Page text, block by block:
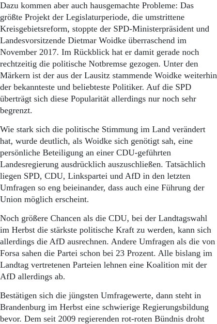
Dazu kommen aber auch hausgemachte Probleme: Das
größte Projekt der Legislaturperiode, die umstrittene
Kreisgebietsreform, stoppte der SPD-Ministerpräsident und
Landesvorsitzende Dietmar Woidke überraschend im
November 2017. Im Rückblick hat er damit gerade noch
rechtzeitig die politische Notbremse gezogen. Unter den
Märkern ist der aus der Lausitz stammende Woidke weiterhin
der bekannteste und beliebteste Politiker. Auf die SPD
überträgt sich diese Popularität allerdings nur noch sehr
begrenzt.
Wie stark sich die politische Stimmung im Land verändert
hat, wurde deutlich, als Woidke sich genötigt sah, eine
persönliche Beteiligung an einer CDU-geführten
Landesregierung ausdrücklich auszuschließen. Tatsächlich
liegen SPD, CDU, Linkspartei und AfD in den letzten
Umfragen so eng beieinander, dass auch eine Führung der
Union möglich erscheint.
Noch größere Chancen als die CDU, bei der Landtagswahl
im Herbst die stärkste politische Kraft zu werden, kann sich
allerdings die AfD ausrechnen. Andere Umfragen als die von
Forsa sahen die Partei schon bei 23 Prozent. Alle bislang im
Landtag vertretenen Parteien lehnen eine Koalition mit der
AfD allerdings ab.
Bestätigen sich die jüngsten Umfragewerte, dann steht in
Brandenburg im Herbst eine schwierige Regierungsbildung
bevor. Dem seit 2009 regierenden rot-roten Bündnis droht